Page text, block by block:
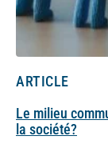
ARTICLE
Le milieu
la société?